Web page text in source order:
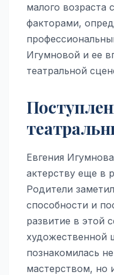
малого возраста
факторами,
Игумновой и ее
театральной
Евгения
актерству еще в
Родители
способности и
развитие в этой
художественной
познакомилась
мастерством, но